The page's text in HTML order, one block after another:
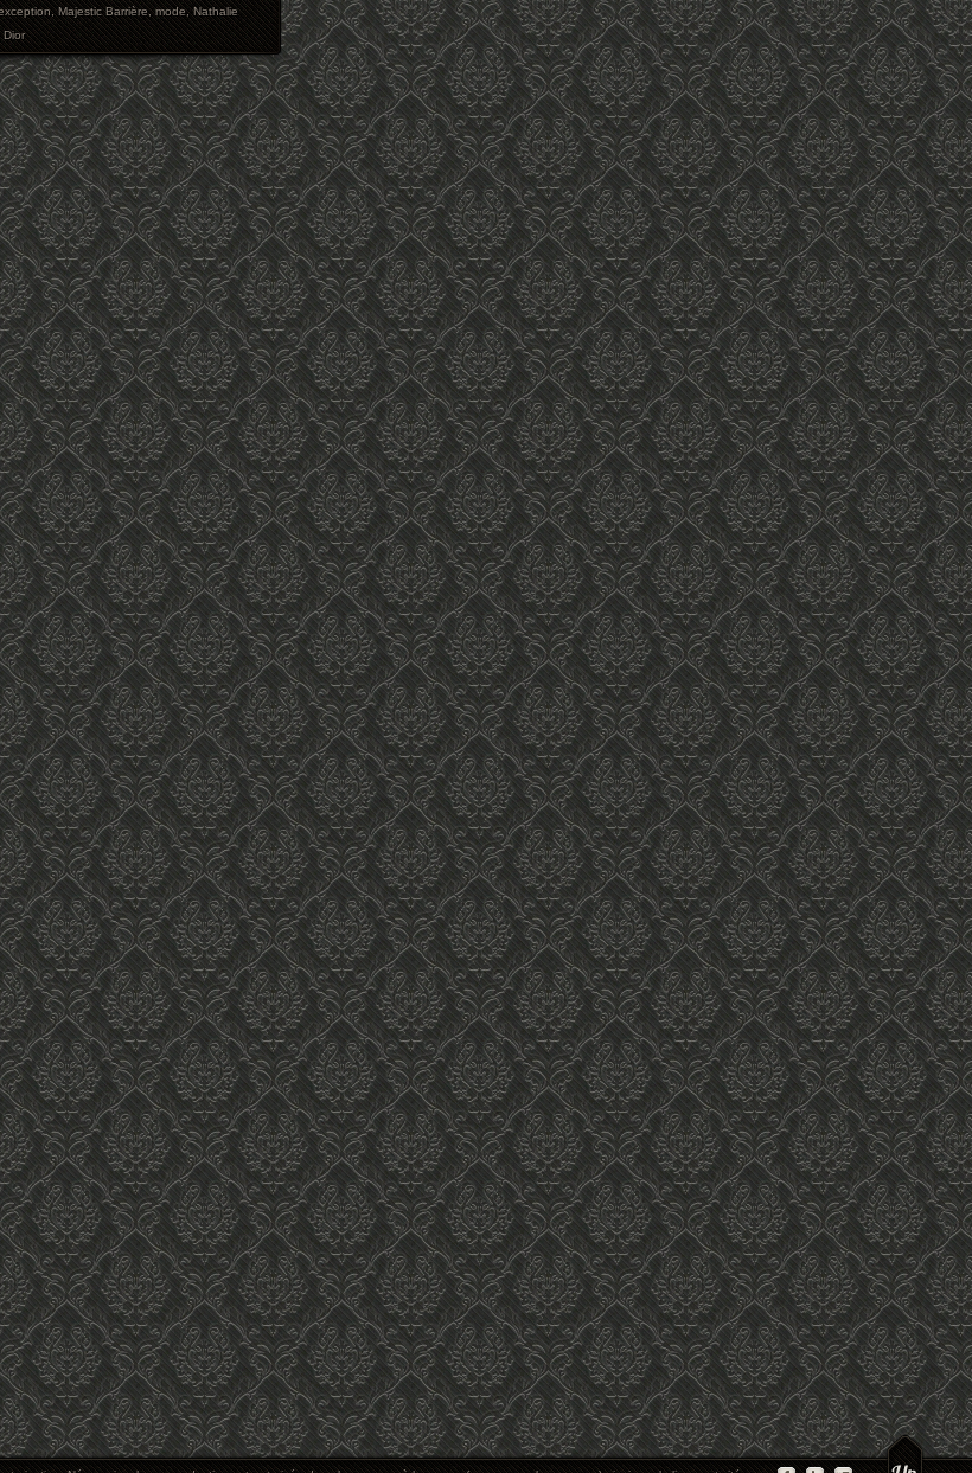
,Majestic Barrière,mode,Nathalie
Dior